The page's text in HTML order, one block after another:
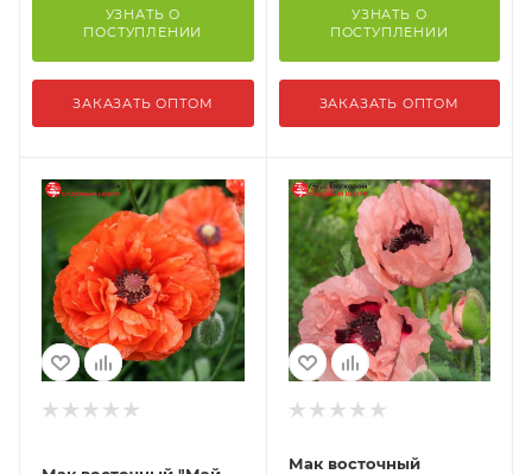
УЗНАТЬ О
ПОСТУПЛЕНИИ
ЗАКАЗАТЬ ОПТОМ
УЗНАТЬ О
ПОСТУПЛЕНИИ
ЗАКАЗАТЬ ОПТОМ
Мак восточный